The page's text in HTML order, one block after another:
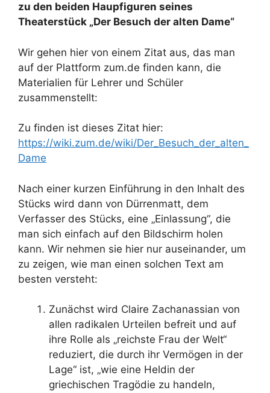
zu den beiden Haupfiguren seines
Theaterstück „Der Besuch der alten Dame“
Wir gehen hier von einem Zitat aus, das man
auf der Plattform zum.de finden kann, die
Materialien für Lehrer und Schüler
zusammenstellt:
Zu finden ist dieses Zitat hier:
https://wiki.zum.de/wiki/Der_Besuch_der_alten_
Dame
Nach einer kurzen Einführung in den Inhalt des
Stücks wird dann von Dürrenmatt, dem
Verfasser des Stücks, eine „Einlassung“, die
man sich einfach auf den Bildschirm holen
kann. Wir nehmen sie hier nur auseinander, um
zu zeigen, wie man einen solchen Text am
besten versteht:
Zunächst wird Claire Zachanassian von
allen radikalen Urteilen befreit und auf
ihre Rolle als „reichste Frau der Welt“
reduziert, die durch ihr Vermögen in der
Lage“ ist, „wie eine Heldin der
griechischen Tragödie zu handeln,